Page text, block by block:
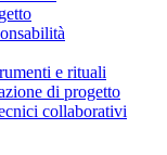
e rituali
di progetto
collaborativi